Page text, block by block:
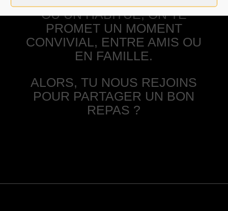
OU UN HABITUÉ, ON TE
PROMET UN MOMENT
CONVIVIAL, ENTRE AMIS OU
EN FAMILLE.
ALORS, TU NOUS REJOINS
POUR PARTAGER UN BON
REPAS ?